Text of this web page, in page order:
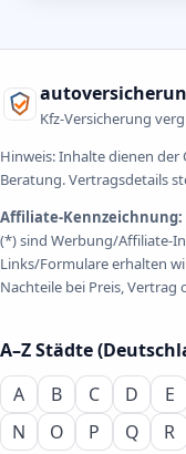
Kfz-Versicherung
Hinweis: Inhalte dienen
Beratung. Vertragsdetails
Affiliate-Kennzeichnung:
(*) sind Werbung/Affiliate-
Links/Formulare erhalten
Nachteile bei Preis, Vertrag
A–Z Städte
A
B C D E
N
O P Q R